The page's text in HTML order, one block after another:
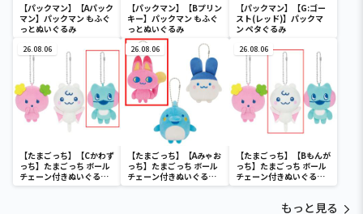
【パックマン】【Aパック
マン】パックマン もふぐ
っとぬいぐるみ
【パックマン】【Bプリン
キー】パックマン もふぐ
っとぬいぐるみ
【パックマン】【G:ゴー
スト(レッド)】パックマ
ン ペタぐるみ
26.08.06
【たまごっち】【Cかわず
っち】たまごっち ボール
チェーン付きぬいぐるみ
～Tamagotchi
26.08.06
【たまごっち】【Aみゃお
っち】たまごっち ボール
チェーン付きぬいぐるみ
～Tamagotchi
26.08.06
【たまごっち】【Bもんが
っち】たまごっち ボール
チェーン付きぬいぐるみ
～Tamagotchi
もっと見る